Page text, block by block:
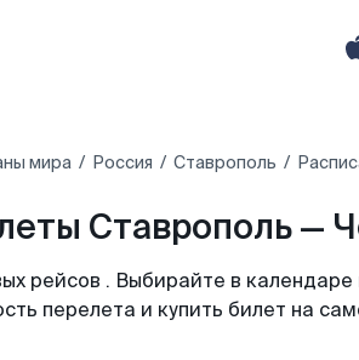
мира Россия Ставрополь
Ставрополь —
рейсов . Выбирайте в календаре
перелета и купить билет на